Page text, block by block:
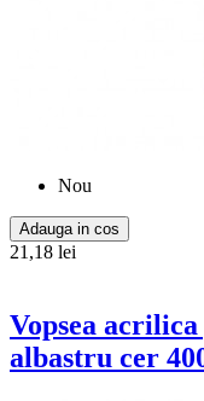
Nou
Adauga in cos
21,18 lei
Vopsea
albastru cer